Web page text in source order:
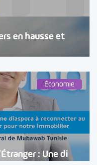
en hausse et
Économie
: Une di